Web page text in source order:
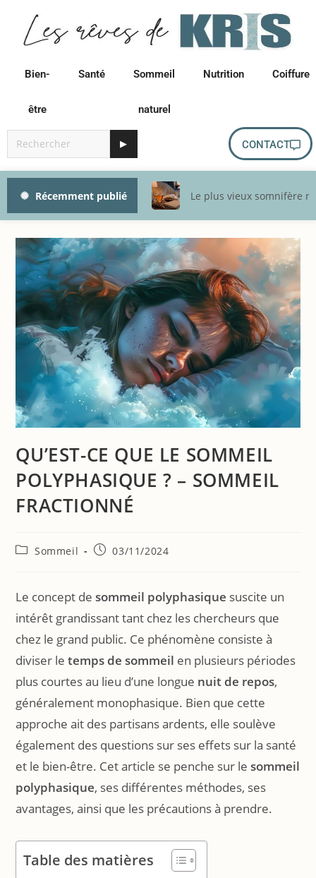
Bien-
être
Santé Sommeil
naturel
Nutrition Coiffure
▶ CONTACT
Récemment publié Le plus vieux somnifère
QU’EST-CE QUE LE SOMMEIL
POLYPHASIQUE ? – SOMMEIL
FRACTIONNÉ
Sommeil 03/11/2024
Le concept desommeil polyphasique suscite un
intérêt grandissant tant chez les chercheurs que
chez le grand public. Ce phénomène consiste à
diviser letemps de sommeil en plusieurs périodes
plus courtes au lieu d’une longue nuit de repos,
généralement monophasique. Bien que cette
approche ait des partisans ardents, elle soulève
également des questions sur ses effets sur la santé
et le bien-être. Cet article se penche sur lesommeil
polyphasique, ses différentes méthodes, ses
avantages, ainsi que les précautions à prendre.
Table des matières